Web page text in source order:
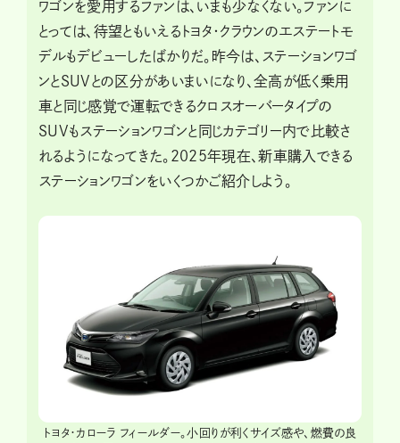
ワゴンを愛用するファンは、いまも少なくない。ファンに
とっては、待望ともいえるトヨタ・クラウンのエステートモ
デルもデビューしたばかりだ。昨今は、ステーションワゴ
ンとSUVとの区分があいまいになり、全高が低く乗用
車と同じ感覚で運転できるクロスオーバータイプの
SUVもステーションワゴンと同じカテゴリー内で比較さ
れるようになってきた。2025年現在、新車購入できる
ステーションワゴンをいくつかご紹介しよう。
トヨタ・カローラ フィールダー。小回りが利くサイズ感や、燃費の良